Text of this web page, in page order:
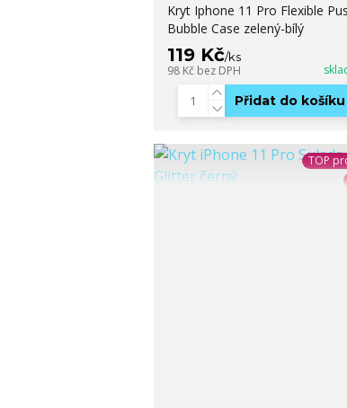
Kryt Iphone 11 Pro Flexible
Bubble Case zelený-bílý
119 Kč/ks
98 Kč bez DPH
Přidat do košíku
TOP